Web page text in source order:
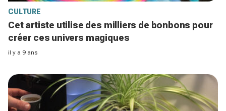
CULTURE
Cet artiste utilise des milliers de bonbons pour
créer ces univers magiques
il y a 9 ans